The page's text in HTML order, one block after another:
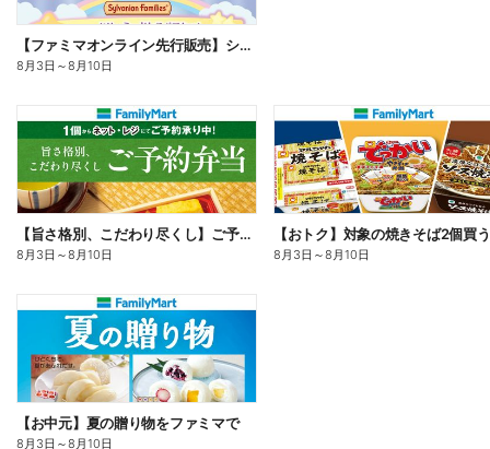
【ファミマオンライン先行販売】シルバニアファミリー
8月3日 ～8月10日
【旨さ格別、こだわり尽くし】ご予約弁当
8月3日 ～8月10日 8月3日 ～8月10日
【お中元】夏の贈り物をファミマで
8月3日 ～8月10日